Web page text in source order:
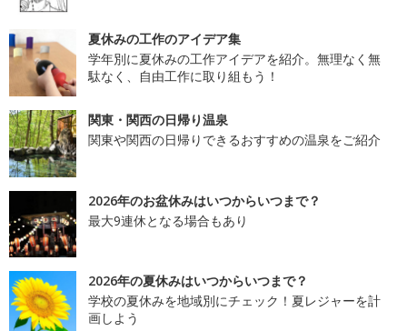
夏休みの工作のアイデア集
学年別に夏休みの工作アイデアを紹介。無理なく無
駄なく、自由工作に取り組もう！
関東・関西の日帰り温泉
関東や関西の日帰りできるおすすめの温泉をご紹介
2026年のお盆休みはいつからいつまで？
最大9連休となる場合もあり
2026年の夏休みはいつからいつまで？
学校の夏休みを地域別にチェック！夏レジャーを計
画しよう